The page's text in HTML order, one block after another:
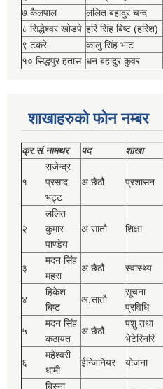
७ कैलपाल
ललित बहादुर चन्द
८ सिद्धेश्‍वर खोडपे हरि सिंह बिष्‍ट (हरिश)
९ टकरे
कालु सिंह भाट
१० सिद्धपुर हतास धन बहादुर कुवर
शाखाहरुको फोन नम्बर
क्र.सं.नामथर पद शाखा
१
राजेन्द्र
प्रसाद
भट्ट
अ.छैठौ प्रशासन
२
ललित
कुमार
पाण्डेय
अ.सातौ शिक्षा
३
मदन सिंह
महरा
अ.छैठौ स्वास्थ्य
४
हिकेश
बिष्‍ट
अ.सातौ
सूचना
प्रविधि
५
मदन सिंह
कठायत
अ.छैठौ
पशु तथा
भेटेरिनरि
६
महेश्‍वरी
धामी
ईन्जिनियर योजना
बिस्‍ना